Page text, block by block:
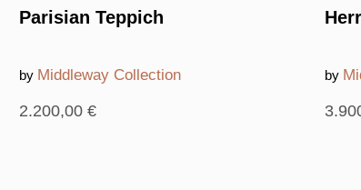
Parisian Teppich
by Middleway Collection
2.200,00 €
by